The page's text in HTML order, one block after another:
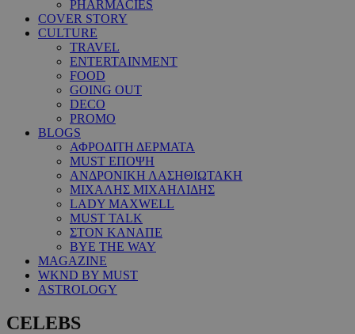
PHARMACIES
COVER STORY
CULTURE
TRAVEL
ENTERTAINMENT
FOOD
GOING OUT
DECO
PROMO
BLOGS
ΑΦΡΟΔΙΤΗ ΔΕΡΜΑΤΑ
MUST ΕΠΟΨΗ
ΑΝΔΡΟΝΙΚΗ ΛΑΣΗΘΙΩΤΑΚΗ
ΜΙΧΑΛΗΣ ΜΙΧΑΗΛΙΔΗΣ
LADY MAXWELL
MUST TALK
ΣΤΟΝ ΚΑΝΑΠΕ
BYE THE WAY
MAGAZINE
WKND BY MUST
ASTROLOGY
CELEBS